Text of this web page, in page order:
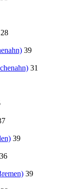
28
39
31
39
36
39